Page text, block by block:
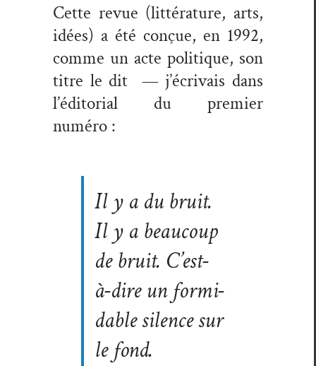
Cette revue (lit­téra­ture, arts,
idées) a été conçue, en 1992,
comme un acte poli­tique, son
titre le dit — j’écrivais dans
l’éditorial du pre­mier
numéro :
Il y a du bruit.
Il y a beau­coup
de bruit. C’est-
à-dire un for­mi­
da­ble silence sur
le fond.